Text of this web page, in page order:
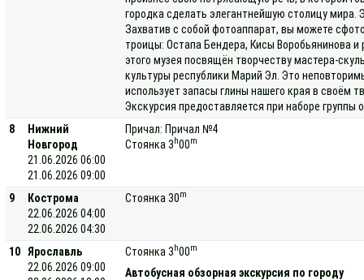
городка сделать элегантнейшую столицу
Захватив с собой фотоаппарат, вы можете
троицы: Остапа Бендера, Кисы Воробьянинова
этого музея посвящён творчеству мастера-
культуры республики Марий Эл. Это
использует запасы глины нашего края в своём
Экскурсия предоставляется при наборе группы
8
Нижний
Новгород
21.06.2026 06:00
21.06.2026 09:00
Причал: Причал №4
Стоянка 3 h00m
9
Кострома
22.06.2026 04:00
22.06.2026 04:30
Стоянка 30m
10
Ярославль
22.06.2026 09:00
Стоянка 3 h00m
Автобусная обзорная экскурсия по городу